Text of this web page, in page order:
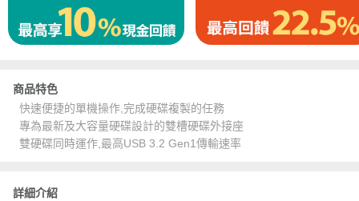
商品特色
快速便捷的單機操作,完成硬碟複製的任務
專為最新及大容量硬碟設計的雙槽硬碟外接座
雙硬碟同時運作,最高USB 3.2 Gen1傳輸速率
詳細介紹